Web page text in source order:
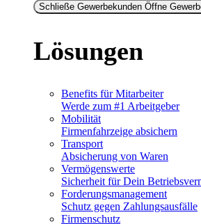
Schließe Gewerbekunden Öffne
Lösungen
Benefits für Mitarbeiter
Werde zum #1 Arbeitgeber
Mobilität
Firmenfahrzeige absichern
Transport
Absicherung von Waren
Vermögenswerte
Sicherheit für Dein
Forderungsmanagement
Schutz gegen Zahlungsausfälle
Firmenschutz